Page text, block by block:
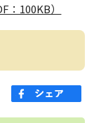
100KB）